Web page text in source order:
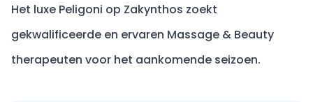
Het luxe Peligoni op Zakynthos zoekt
gekwalificeerde en ervaren Massage & Beauty
therapeuten voor het aankomende seizoen.